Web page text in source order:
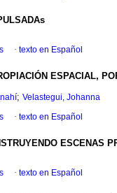
· texto en Español
ESPACIAL,
; Velastegui, Johanna
· texto en Español
ESCENAS
· texto en Español